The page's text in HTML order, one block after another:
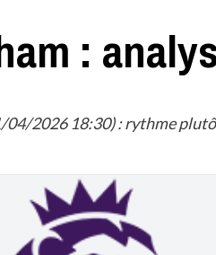
:
04/2026 18:30) : rythme